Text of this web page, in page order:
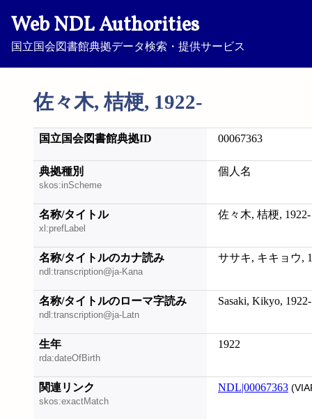
Web NDL Authorities
国立国会図書館典拠データ検索・提供サービス
佐々木, 桔梗, 1922-
国立国会図書館典拠ID 00067363
典拠種別
skos:inScheme
個人名
名称/タイトル
xl:prefLabel
佐々木, 桔梗, 1922-
名称/タイトルのカナ読み
ndl:transcription@ja-Kana
ササキ, キキョウ,
名称/タイトルのローマ字読み
ndl:transcription@ja-Latn
Sasaki, Kikyo, 1922-
生年
rda:dateOfBirth
1922
関連リンク
skos:exactMatch
NDL|00067363